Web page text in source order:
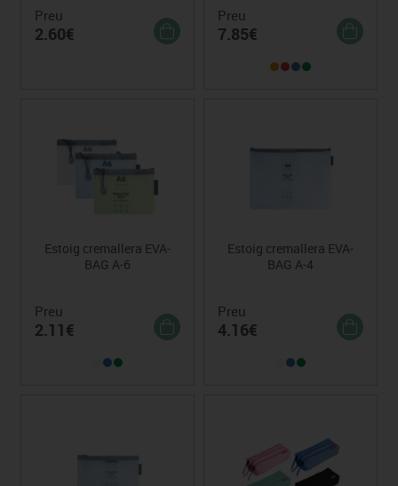
Preu
2.60€
Preu
7.85€
Estoig cremallera EVA-
BAG A-6
Preu
2.11€
Estoig cremallera EVA-
BAG A-4
Preu
4.16€